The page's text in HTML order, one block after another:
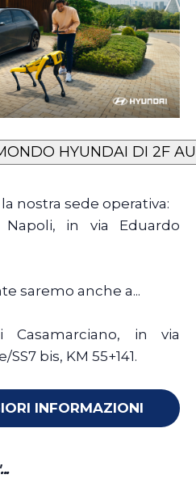
nostra sede operativa:
Napoli, in via Eduardo
saremo anche a...
Casamarciano, in via
bis, KM 55+141.
INFORMAZIONI